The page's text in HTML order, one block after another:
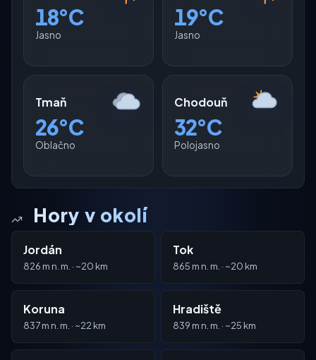
18°C
Jasno
19°C
Jasno
Tmaň
26°C
Oblačno
Chodouň
32°C
Polojasno
Hory v okolí
Jordán
826 m n. m. · ~20 km
Tok
865 m n. m. · ~20 km
Koruna
837 m n. m. · ~22 km
Hradiště
839 m n. m. · ~25 km